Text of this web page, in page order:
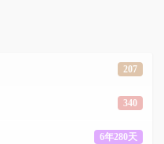
207
340
6年280天